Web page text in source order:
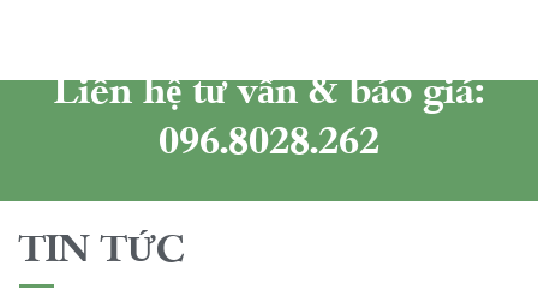
Liên hệ tư vấn & báo giá:
096.8028.262
TIN TỨC